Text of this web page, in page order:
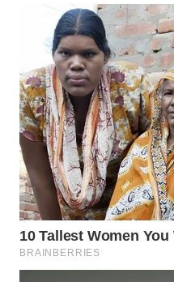
SURABAYA
WN
NATUNA
WN
BINTAN
WN
MANDALIKA
WN